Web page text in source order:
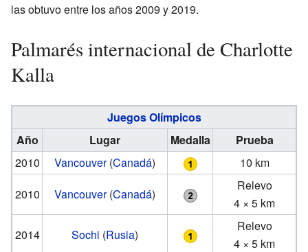
las obtuvo entre los años 2009 y 2019.
Palmarés internacional de Charlotte
Kalla
Juegos Olímpicos
Año
Lugar Medalla
Prueba
2010
Vancouver (Canadá)
10 km
2010
Vancouver (Canadá)
Relevo
4 × 5 km
2014
Sochi (Rusia)
Relevo
4 × 5 km